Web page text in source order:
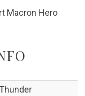
Macron Hero